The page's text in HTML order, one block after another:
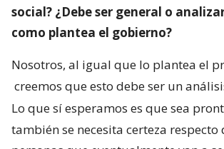
social? ¿Debe ser general o
como plantea el gobierno?
Nosotros, al igual que lo plantea el
creemos que esto debe ser un
Lo que sí esperamos es que sea
también se necesita certeza respecto